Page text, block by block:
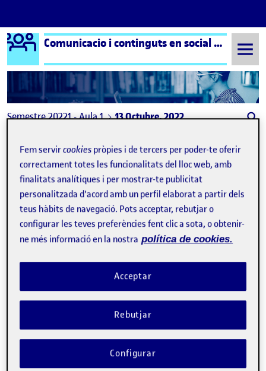
Saltar al contingut
Logo Ágora Comunicacio i continguts en social media
Semestre 20221 - Aula 1 13 Octubre, 2022
13 Octubre, 2022
Publicat per
Publicat per
Eric Ballester Navarro
Visibilitat:
Públic -Data de publicació
13 Oct. 202227 octubre, 2022 6:47 pm
-7 comentarisa Activitat 1 – Evolució usuaris
Fem servircookies pròpies i de tercers per poder-te oferir
correctament totes les funcionalitats del lloc web, amb
finalitats analítiques i per mostrar-te publicitat
personalitzada d'acord amb un perfil elaborat a partir dels
teus hàbits de navegació. Pots acceptar, rebutjar o
configurar les teves preferències fent clic a sota, o obtenir-
ne més informació en la nostra política de cookies.
Rebutjar
Acceptar
Configurar